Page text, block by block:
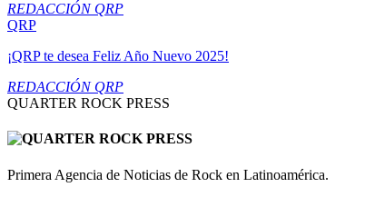
REDACCIÓN QRP
QRP
¡QRP te desea Feliz Año Nuevo 2025!
REDACCIÓN QRP
QUARTER ROCK PRESS
Primera Agencia de Noticias de Rock en Latinoamérica.